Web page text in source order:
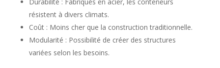
résistent à divers climats.
Coût : Moins cher que la construction traditionnelle.
Modularité : Possibilité de créer des structures
variées selon les besoins.